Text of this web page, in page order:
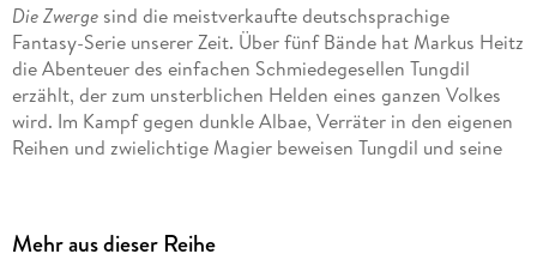
Die Zwergesind die meistverkaufte deutschsprachige
Fantasy-Serie unserer Zeit. Über fünf Bände hat Markus Heitz
die Abenteuer des einfachen Schmiedegesellen Tungdil
erzählt, der zum unsterblichen Helden eines ganzen Volkes
wird. Im Kampf gegen dunkle Albae, Verräter in den eigenen
Reihen und zwielichtige Magier beweisen Tungdil und seine
Erstmals komplett ungekürzt (120 Audiostunden); in
Mehr aus dieser Reihe